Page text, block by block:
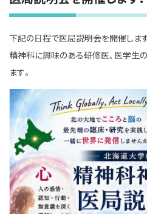
下記の日程で医局説明会を開催します
精神科に興味のある研修医、医学生
ます。